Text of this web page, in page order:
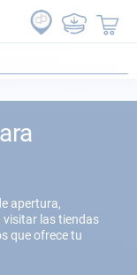
apertura,
visitar las tiendas
que ofrece tu